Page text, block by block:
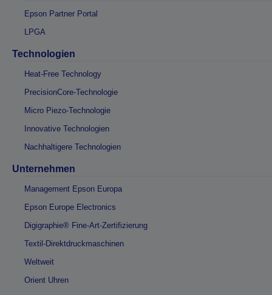
Epson Partner Portal
LPGA
Technologien
Heat-Free Technology
PrecisionCore-Technologie
Micro Piezo-Technologie
Innovative Technologien
Nachhaltigere Technologien
Unternehmen
Management Epson Europa
Epson Europe Electronics
Digigraphie® Fine-Art-Zertifizierung
Textil-Direktdruckmaschinen
Weltweit
Orient Uhren